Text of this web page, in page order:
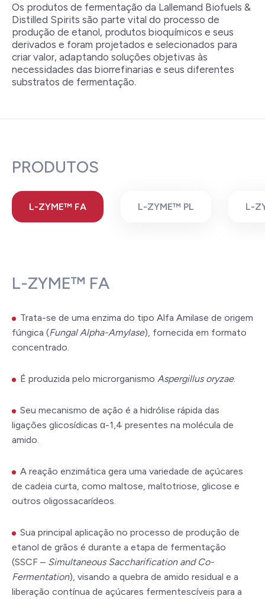
Os produtos de fermentação da Lallemand Biofuels &
Distilled Spirits são parte vital do processo de
produção de etanol, produtos bioquímicos e seus
derivados e foram projetados e selecionados para
criar valor, adaptando soluções objetivas às
necessidades das biorrefinarias e seus diferentes
substratos de fermentação.
PRODUTOS
L-ZYME™ FA L-ZYME™ PL L-
L-ZYME™ FA
Trata-se de uma enzima do tipo Alfa Amilase de origem
fúngica (Fungal Alpha-Amylase), fornecida em formato
concentrado.
É produzida pelo microrganismo Aspergillus oryzae.
Seu mecanismo de ação é a hidrólise rápida das
ligações glicosídicas α-1,4 presentes na molécula de
amido.
A reação enzimática gera uma variedade de açúcares
de cadeia curta, como maltose, maltotriose, glicose e
outros oligossacarídeos.
Sua principal aplicação no processo de produção de
etanol de grãos é durante a etapa de fermentação
(SSCF – Simultaneous Saccharification and Co-
Fermentation), visando a quebra de amido residual e a
liberação contínua de açúcares fermentescíveis para a